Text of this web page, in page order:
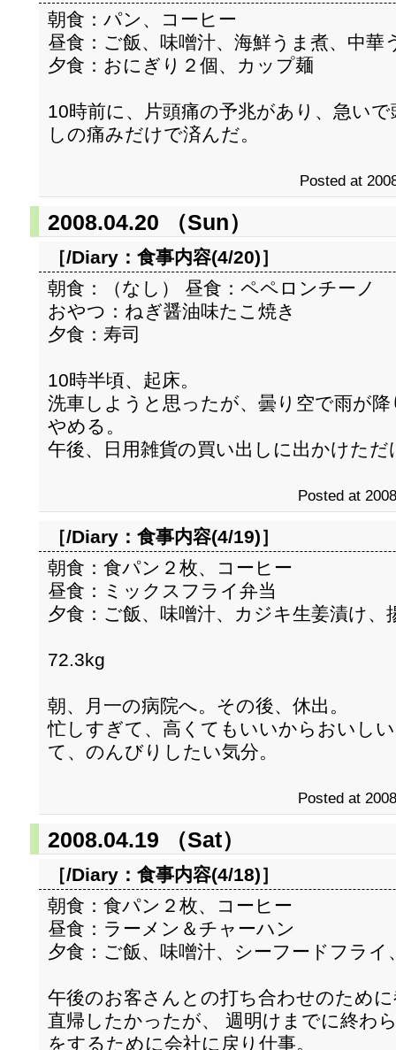
朝食：パン、コーヒー
昼食：ご飯、味噌汁、海鮮うま煮、中華
夕食：おにぎり２個、カップ麺
10時前に、片頭痛の予兆があり、急い
しの痛みだけで済んだ。
Posted at
2008.04.20 （Sun）
［/Diary： 食事内容(4/20)］
朝食：（なし） 昼食：ペペロンチーノ
おやつ：ねぎ醤油味たこ焼き
夕食：寿司
10時半頃、起床。
洗車しようと思ったが、曇り空で雨が
やめる。
午後、日用雑貨の買い出しに出かけただ
Posted at
［/Diary： 食事内容(4/19)］
朝食：食パン２枚、コーヒー
昼食：ミックスフライ弁当
夕食：ご飯、味噌汁、カジキ生姜漬け、
72.3kg
朝、月一の病院へ。その後、休出。
忙しすぎて、高くてもいいからおいし
て、のんびりしたい気分。
Posted at
2008.04.19 （Sat）
［/Diary： 食事内容(4/18)］
朝食：食パン２枚、コーヒー
昼食：ラーメン＆チャーハン
夕食：ご飯、味噌汁、シーフードフライ
午後のお客さんとの打ち合わせのため
直帰したかったが、 週明けまでに終わ
をするために会社に戻り仕事。